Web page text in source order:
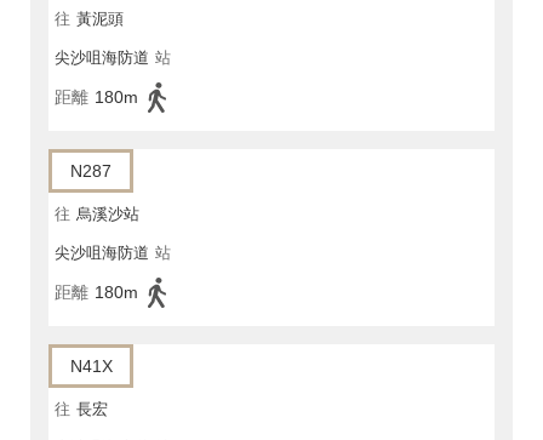
往 黃泥頭
尖沙咀海防道 站
距離 180m
N287
往 烏溪沙站
尖沙咀海防道 站
距離 180m
N41X
往 長宏